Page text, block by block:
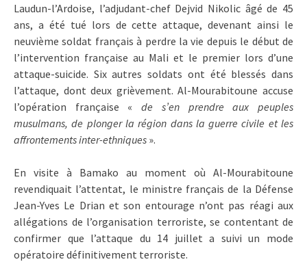
Laudun-l’Ardoise, l’adjudant-chef Dejvid Nikolic âgé de 45
ans, a été tué lors de cette attaque, devenant ainsi le
neuvième soldat français à perdre la vie depuis le début de
l’intervention française au Mali et le premier lors d’une
attaque-suicide. Six autres soldats ont été blessés dans
l’attaque, dont deux grièvement. Al-Mourabitoune accuse
l’opération française «de s’en prendre aux peuples
musulmans, de plonger la région dans la guerre civile et les
affrontements inter-ethniques ».
En visite à Bamako au moment où Al-Mourabitoune
revendiquait l’attentat, le ministre français de la Défense
Jean-Yves Le Drian et son entourage n’ont pas réagi aux
allégations de l’organisation terroriste, se contentant de
confirmer que l’attaque du 14 juillet a suivi un mode
opératoire définitivement terroriste.